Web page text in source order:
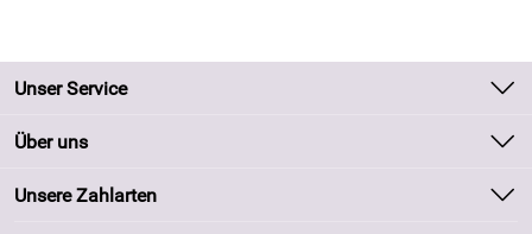
Unser Service
Kontakt
Kundeninformationen
Über uns
Unsere Bestseller
Unsere Zahlarten